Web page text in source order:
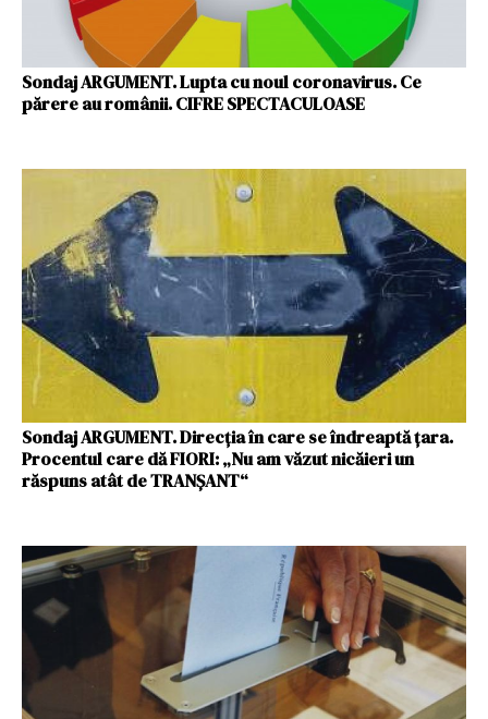
Sondaj ARGUMENT. Lupta cu noul coronavirus. Ce
părere au românii. CIFRE SPECTACULOASE
Sondaj ARGUMENT. Direcția în care se îndreaptă țara.
Procentul care dă FIORI: „Nu am văzut nicăieri un
răspuns atât de TRANȘANT“